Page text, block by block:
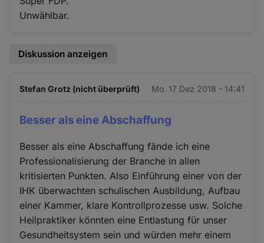
Unwählbar.
Diskussion anzeigen
Stefan Grotz (nicht überprüft) Mo. 17 Dez 2018 - 14:41
Besser als eine Abschaffung
Besser als eine Abschaffung fände ich eine
Professionalisierung der Branche in allen
kritisierten Punkten. Also Einführung einer von der
IHK überwachten schulischen Ausbildung, Aufbau
einer Kammer, klare Kontrollprozesse usw. Solche
Heilpraktiker könnten eine Entlastung für unser
Gesundheitsystem sein und würden mehr einem